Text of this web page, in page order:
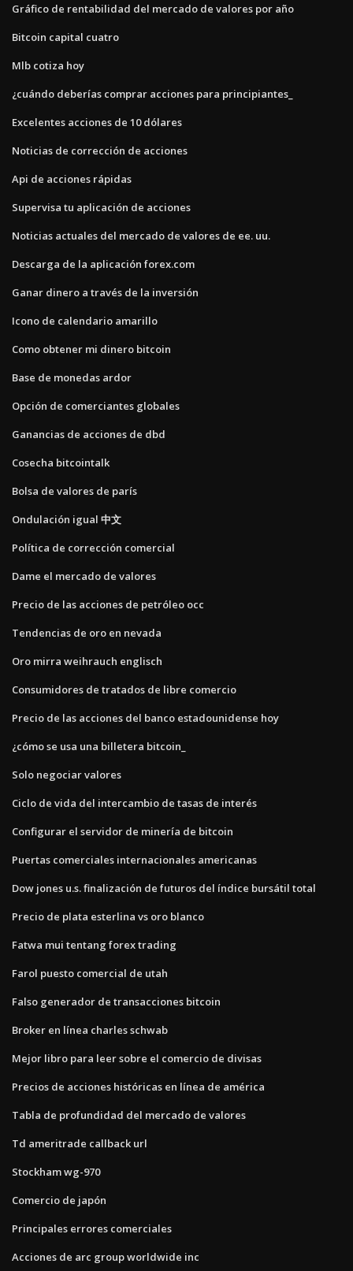
Gráfico de rentabilidad del mercado de valores por año
Bitcoin capital cuatro
Mlb cotiza hoy
¿cuándo deberías comprar acciones para principiantes_
Excelentes acciones de 10 dólares
Noticias de corrección de acciones
Api de acciones rápidas
Supervisa tu aplicación de acciones
Noticias actuales del mercado de valores de ee. uu.
Descarga de la aplicación forex.com
Ganar dinero a través de la inversión
Icono de calendario amarillo
Como obtener mi dinero bitcoin
Base de monedas ardor
Opción de comerciantes globales
Ganancias de acciones de dbd
Cosecha bitcointalk
Bolsa de valores de parís
Ondulación igual 中文
Política de corrección comercial
Dame el mercado de valores
Precio de las acciones de petróleo occ
Tendencias de oro en nevada
Oro mirra weihrauch englisch
Consumidores de tratados de libre comercio
Precio de las acciones del banco estadounidense hoy
¿cómo se usa una billetera bitcoin_
Solo negociar valores
Ciclo de vida del intercambio de tasas de interés
Configurar el servidor de minería de bitcoin
Puertas comerciales internacionales americanas
Dow jones u.s. finalización de futuros del índice bursátil total
Precio de plata esterlina vs oro blanco
Fatwa mui tentang forex trading
Farol puesto comercial de utah
Falso generador de transacciones bitcoin
Broker en línea charles schwab
Mejor libro para leer sobre el comercio de divisas
Precios de acciones históricas en línea de américa
Tabla de profundidad del mercado de valores
Td ameritrade callback url
Stockham wg-970
Comercio de japón
Principales errores comerciales
Acciones de arc group worldwide inc